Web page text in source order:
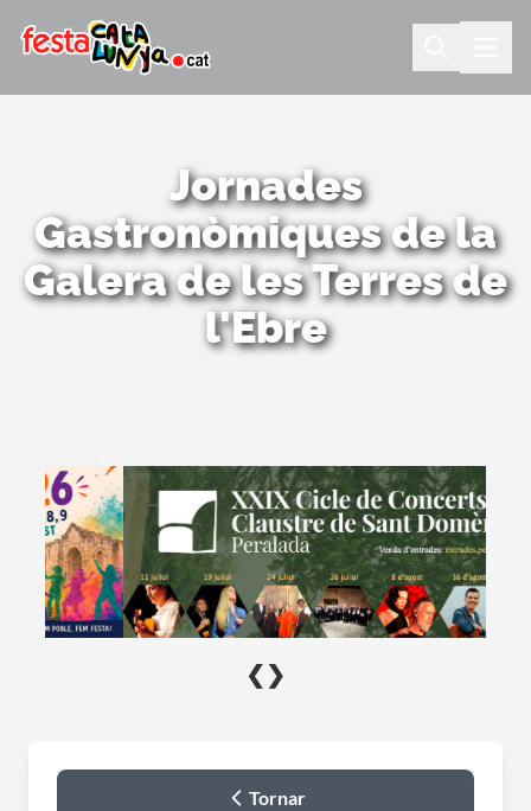
Jornades
Gastronòmiques de la
Galera de les Terres de
l'Ebre
❮ ❯
Tornar